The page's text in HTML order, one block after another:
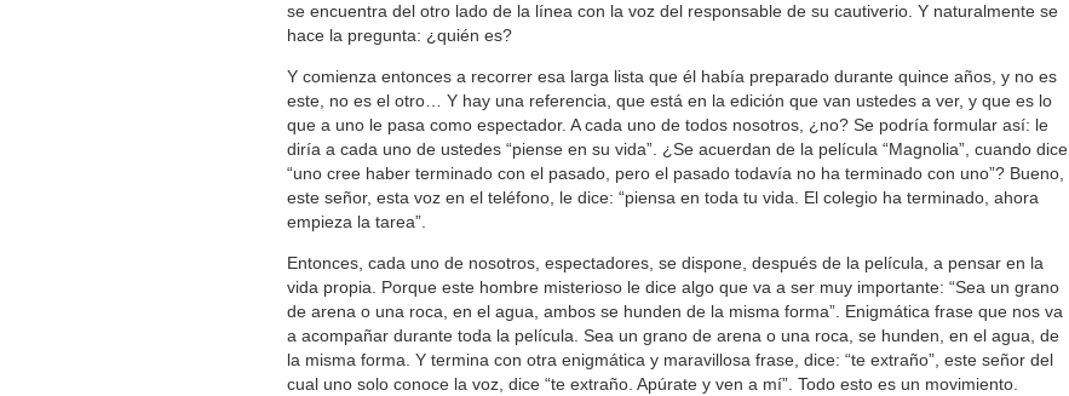
se encuentra del otro lado de la línea con la voz del responsable de su cautiverio. Y naturalmente se
hace la pregunta: ¿quién es?
Y comienza entonces a recorrer esa larga lista que él había preparado durante quince años, y no es
este, no es el otro… Y hay una referencia, que está en la edición que van ustedes a ver, y que es lo
que a uno le pasa como espectador. A cada uno de todos nosotros, ¿no? Se podría formular así: le
diría a cada uno de ustedes “piense en su vida”. ¿Se acuerdan de la película “Magnolia”, cuando dice
“uno cree haber terminado con el pasado, pero el pasado todavía no ha terminado con uno”? Bueno,
este señor, esta voz en el teléfono, le dice: “piensa en toda tu vida. El colegio ha terminado, ahora
empieza la tarea”.
Entonces, cada uno de nosotros, espectadores, se dispone, después de la película, a pensar en la
vida propia. Porque este hombre misterioso le dice algo que va a ser muy importante: “Sea un grano
de arena o una roca, en el agua, ambos se hunden de la misma forma”. Enigmática frase que nos va
a acompañar durante toda la película. Sea un grano de arena o una roca, se hunden, en el agua, de
la misma forma. Y termina con otra enigmática y maravillosa frase, dice: “te extraño”, este señor del
cual uno solo conoce la voz, dice “te extraño. Apúrate y ven a mí”. Todo esto es un movimiento.